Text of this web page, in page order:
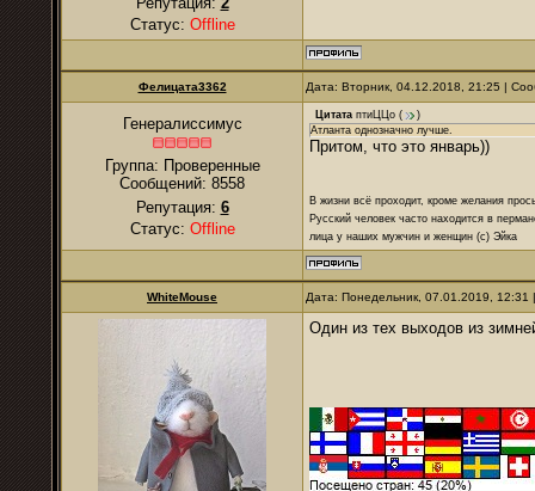
Статус: Offline
Фелицата3362 Дата: Вторник, 04.12.2018, 21:25 |
Генералиссимус
Группа: Проверенные
Сообщений: 8558
Репутация: 6
Статус: Offline
Цитата птиЦЦо (
)
Атланта однозначно лучше.
Притом, что это январь))
В жизни всё проходит, кроме желания
Русский человек часто находится в
лица у наших мужчин и женщин (с) Эйка
WhiteMouse Дата: Понедельник, 07.01.2019,
Один из тех выходов из